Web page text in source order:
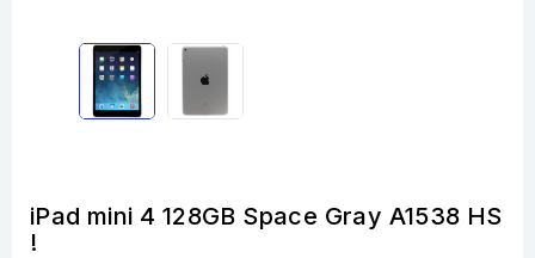
iPad mini 4 128GB Space Gray A1538 HS
!